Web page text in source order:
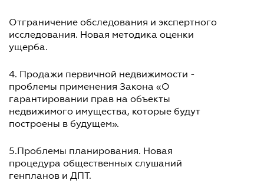
Отграничение обследования и экспертного
исследования. Новая методика оценки
ущерба.
4. Продажи первичной недвижимости -
проблемы применения Закона «О
гарантировании прав на объекты
недвижимого имущества, которые будут
построены в будущем».
5.Проблемы планирования. Новая
процедура общественных слушаний
генпланов и ДПТ.